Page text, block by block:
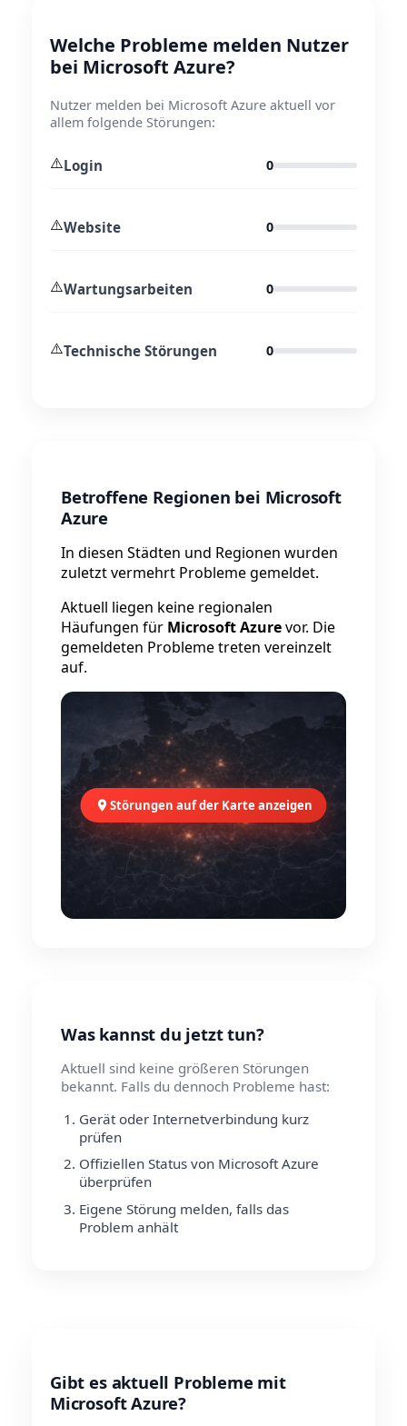
Welche Probleme melden Nutzer
bei Microsoft Azure?
Nutzer melden bei Microsoft Azure aktuell vor
allem folgende Störungen:
⚠️Login 0
⚠️Website 0
⚠️Wartungsarbeiten 0
⚠️Technische Störungen 0
Betroffene Regionen bei Microsoft
Azure
In diesen Städten und Regionen wurden
zuletzt vermehrt Probleme gemeldet.
Aktuell liegen keine regionalen
Häufungen für Microsoft Azurevor. Die
gemeldeten Probleme treten vereinzelt
auf.
Störungen auf der Karte anzeigen
Was kannst du jetzt tun?
Aktuell sind keine größeren Störungen
bekannt. Falls du dennoch Probleme hast:
Gerät oder Internetverbindung kurz
prüfen
Offiziellen Status von Microsoft Azure
überprüfen
Eigene Störung melden, falls das
Problem anhält
Gibt es aktuell Probleme mit
Microsoft Azure?